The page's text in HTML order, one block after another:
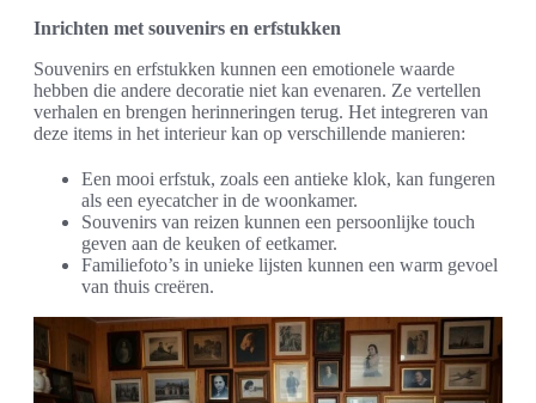
Inrichten met souvenirs en erfstukken
Souvenirs en erfstukken kunnen een emotionele waarde
hebben die andere decoratie niet kan evenaren. Ze vertellen
verhalen en brengen herinneringen terug. Het integreren van
deze items in het interieur kan op verschillende manieren:
Een mooi erfstuk, zoals een antieke klok, kan fungeren
als een eyecatcher in de woonkamer.
Souvenirs van reizen kunnen een persoonlijke touch
geven aan de keuken of eetkamer.
Familiefoto’s in unieke lijsten kunnen een warm gevoel
van thuis creëren.